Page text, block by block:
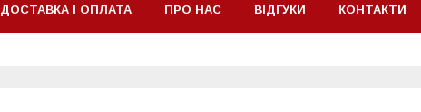
ДОСТАВКА І ОПЛАТА ПРО НАС ВІДГУКИ КОНТАКТИ